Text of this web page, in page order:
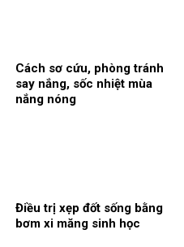
Cách sơ cứu, phòng tránh
say nắng, sốc nhiệt mùa
nắng nóng
Điều trị xẹp đốt sống bằng
bơm xi măng sinh học